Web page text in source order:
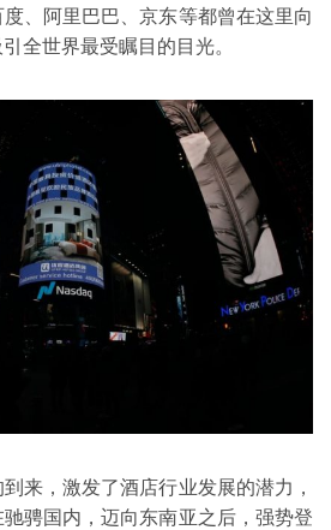
、阿里巴巴、京东等都曾在这里向
全世界最受瞩目的目光。
，激发了酒店行业发展的潜力，
骋国内，迈向东南亚之后，强势登